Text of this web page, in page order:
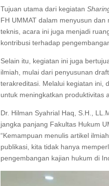
Tujuan utama dari kegiatan
FH UMMAT dalam menyusun
teknis, acara ini juga menjadi
kontribusi terhadap
Selain itu, kegiatan ini juga
ilmiah, mulai dari penyusunan
terakreditasi. Melalui kegiatan ini,
untuk meningkatkan produktivitas
Dr. Hilman Syahrial Haq, S.H.,
jangka panjang Fakultas Hukum
“Kemampuan menulis artikel
publikasi, kita tidak hanya
pengembangan kajian hukum di